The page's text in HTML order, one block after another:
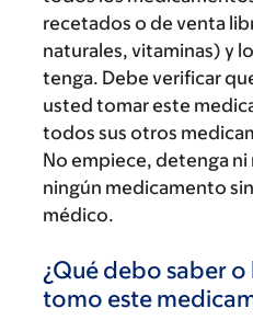
recetados o de venta
naturales, vitaminas) y
tenga. Debe verificar
usted tomar este
todos sus otros
No empiece, detenga
ningún medicamento
médico.
¿Qué debo saber
tomo este